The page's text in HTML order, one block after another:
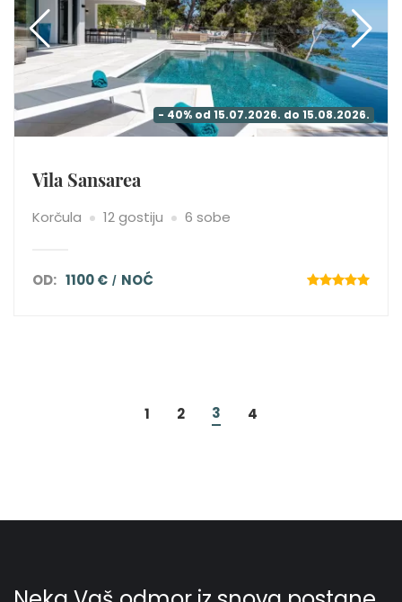
- 40% od 15.07.2026. do 15.08.2026.
Vila Sansarea
Korčula 12 gostiju 6 sobe
OD: 1100 € NOĆ
1 2 3 4